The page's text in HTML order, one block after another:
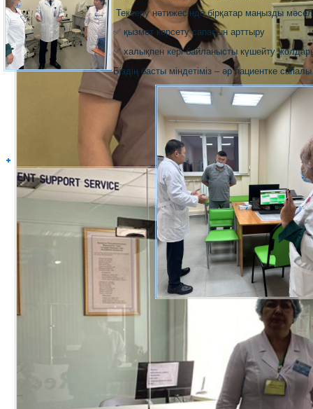
Тексеру нәтижесінде бірқатар маңызды
✅ қызмет көрсету сапасын арттыру
✅ халықпен кері байланысты күшейту
Біздің басты міндетіміз – әр пациентке